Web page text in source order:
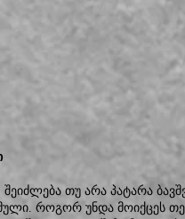
შეიძლება თუ არა პატარა
როგორ უნდა მოიქცეს